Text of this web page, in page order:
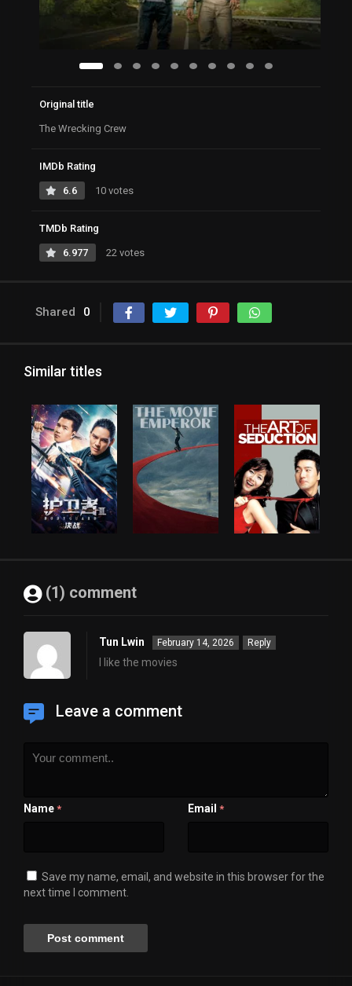
Original title
The Wrecking Crew
IMDb Rating
6.6 10 votes
TMDb Rating
6.977 22 votes
Shared 0
Similar titles
(1) comment
Tun Lwin February 14, 2026 Reply
I like the movies
Leave a comment
Name * Email *
Save my name, email, and website in this browser for the
next time I comment.